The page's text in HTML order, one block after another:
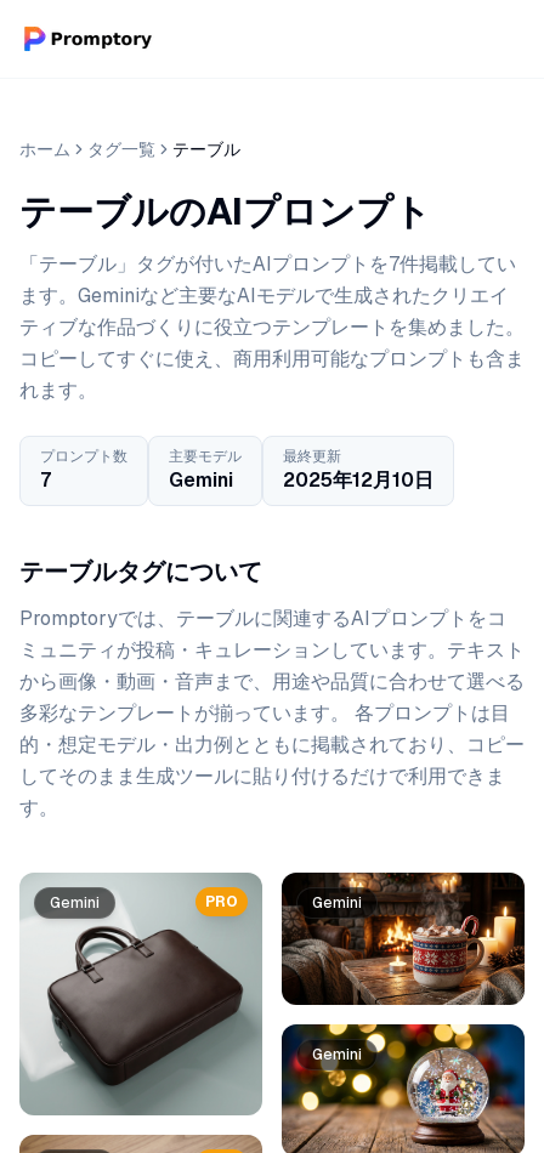
ホーム タグ一覧 テーブル
テーブルのAIプロンプト
「テーブル」タグが付いたAIプロンプトを7件掲載してい
ます。Geminiなど主要なAIモデルで生成されたクリエイ
ティブな作品づくりに役立つテンプレートを集めました。
コピーしてすぐに使え、商用利用可能なプロンプトも含ま
れます。
プロンプト数
7
主要モデル
Gemini
最終更新
2025年12月10日
テーブルタグについて
Promptoryでは、 テーブルに関連するAIプロンプトをコ
ミュニティが投稿・キュレーションしています。 テキスト
から画像・動画・音声まで、用途や品質に合わせて選べる
多彩なテンプレートが揃っています。 各プロンプトは目
的・想定モデル・出力例とともに掲載されており、コピー
してそのまま生成ツールに貼り付けるだけで利用できま
す。
プロンプト一覧
PRO
Gemini Gemini
Gemini